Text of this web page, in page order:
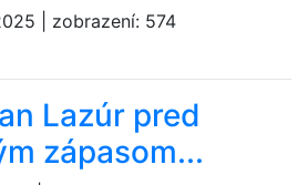
zobrazení: 574
Lazúr pred
zápasom...